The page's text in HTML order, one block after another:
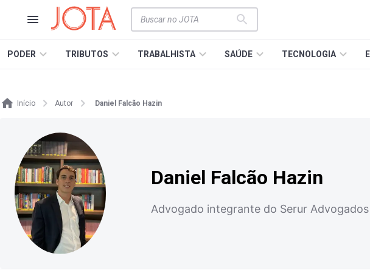
PODER TRIBUTOS TRABALHISTA SAÚDE TECNOLOGIA
Início Autor Daniel Falcão Hazin
Daniel Falcão Hazin
Advogado integrante do Serur Advogados